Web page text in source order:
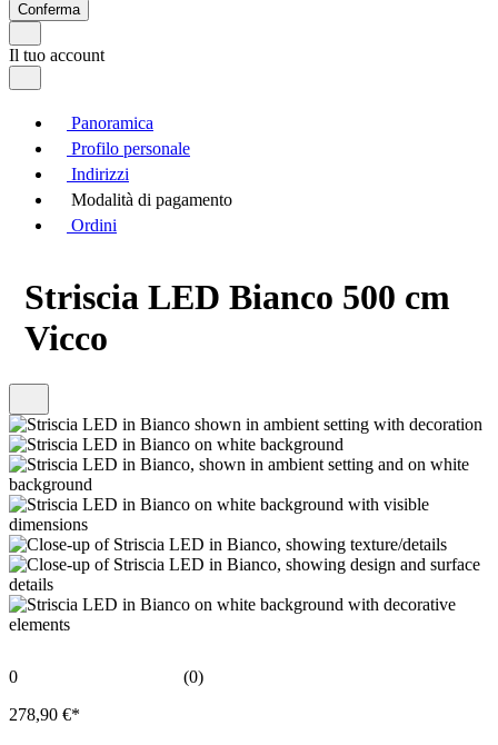
Conferma
Il tuo account
Panoramica
Profilo personale
Indirizzi
Modalità di pagamento
Ordini
Striscia LED Bianco 500 cm
Vicco
0
(0)
278,90 €*